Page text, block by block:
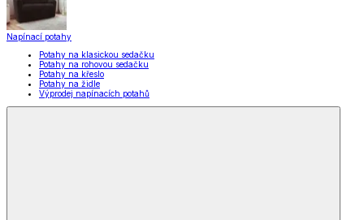
Napínací potahy
Potahy na klasickou sedačku
Potahy na rohovou sedačku
Potahy na křeslo
Potahy na židle
Výprodej napínacích potahů